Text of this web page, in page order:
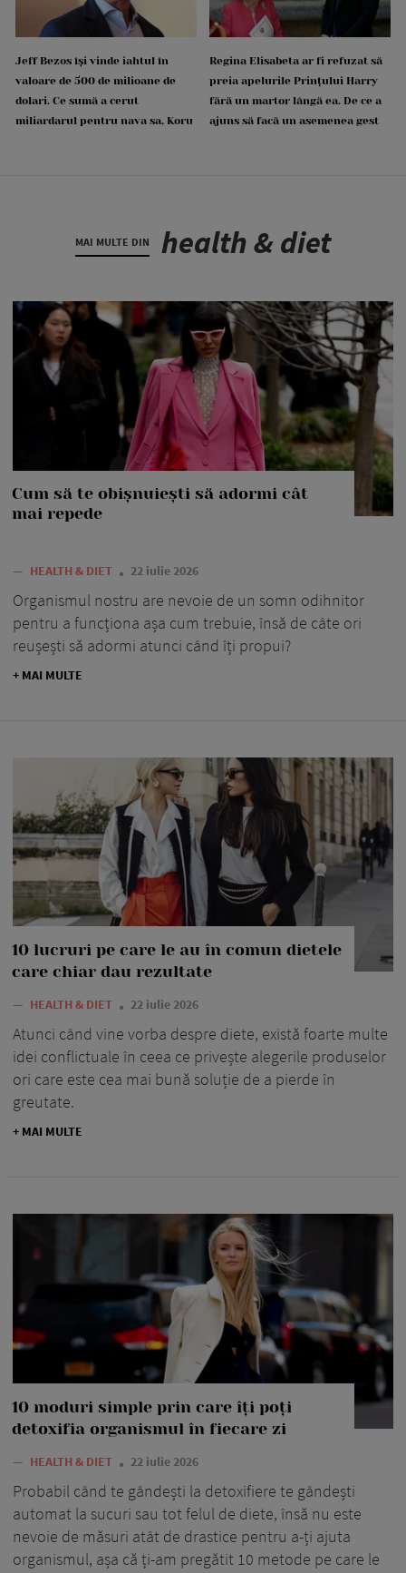
Jeff Bezos își vinde iahtul în
valoare de 500 de milioane de
dolari. Ce sumă a cerut
miliardarul pentru nava sa, Koru
Regina Elisabeta ar fi refuzat să
preia apelurile Prințului Harry
fără un martor lângă ea. De ce a
ajuns să facă un asemenea gest
MAI MULTE DIN health & diet
Cum să te obișnuiești să adormi cât
mai repede
— HEALTH & DIET 22 iulie 2026
Organismul nostru are nevoie de un somn odihnitor
pentru a funcționa așa cum trebuie, însă de câte ori
reușești să adormi atunci când îți propui?
+ MAI MULTE
10 lucruri pe care le au în comun dietele
care chiar dau rezultate
— HEALTH & DIET 22 iulie 2026
Atunci când vine vorba despre diete, există foarte multe
idei conflictuale în ceea ce privește alegerile produselor
ori care este cea mai bună soluție de a pierde în
greutate.
+ MAI MULTE
10 moduri simple prin care îți poți
detoxifia organismul în fiecare zi
— HEALTH & DIET 22 iulie 2026
Probabil când te gândești la detoxifiere te gândești
automat la sucuri sau tot felul de diete, însă nu este
nevoie de măsuri atât de drastice pentru a-ți ajuta
organismul, așa că ți-am pregătit 10 metode pe care le